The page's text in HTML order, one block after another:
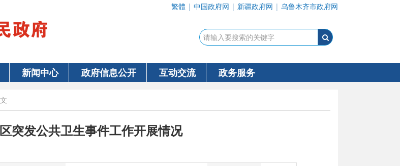
繁體 | 中国政府网 | 新疆政府网 | 乌鲁木齐市政府网
新闻中心 政府信息公开 互动交流 政务服务
突发公共卫生事件工作开展情况